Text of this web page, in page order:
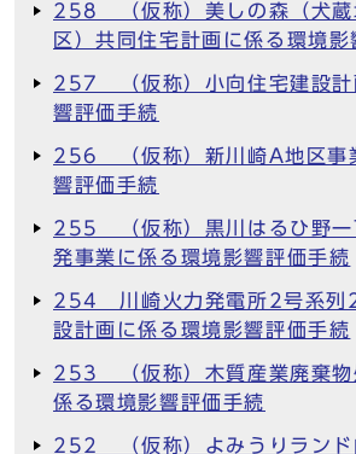
258 （仮称）美しの森（犬蔵
区）共同住宅計画に係る環境影
257 （仮称）小向住宅建設計
響評価手続
256 （仮称）新川崎A地区事
響評価手続
255 （仮称）黒川はるひ野一
発事業に係る環境影響評価手続
254 川崎火力発電所2号系列
設計画に係る環境影響評価手続
253 （仮称）木質産業廃棄物
係る環境影響評価手続
252 （仮称）よみうりランド